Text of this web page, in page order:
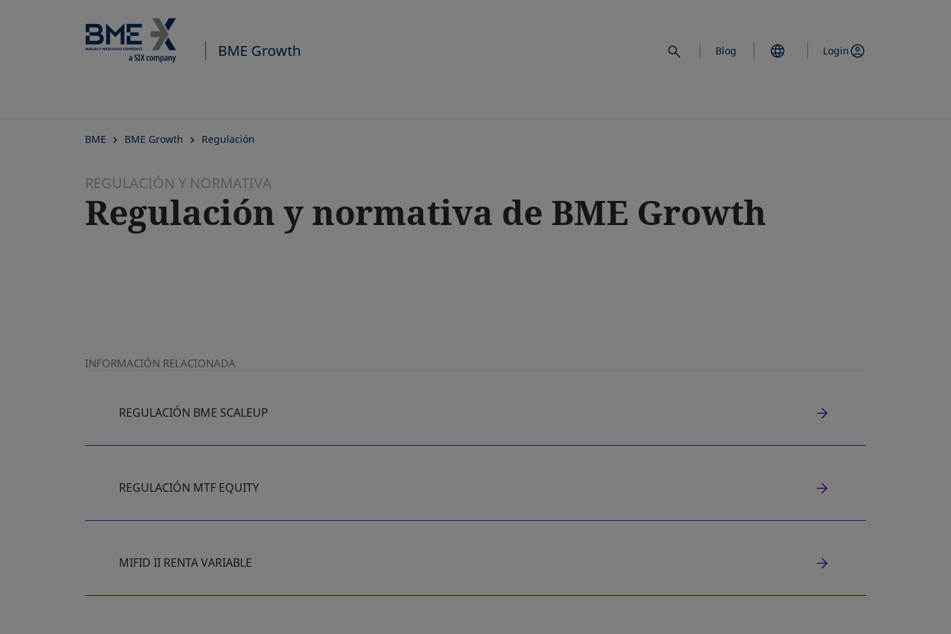
BME Growth Blog Login
BME BME Growth Regulación
REGULACIÓN Y NORMATIVA
Regulación y normativa de BME Growth
INFORMACIÓN RELACIONADA
REGULACIÓN BME SCALEUP
REGULACIÓN MTF EQUITY
MIFID II RENTA VARIABLE